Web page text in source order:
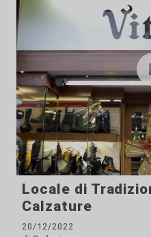
Locale di
Calzature
20/12/2022